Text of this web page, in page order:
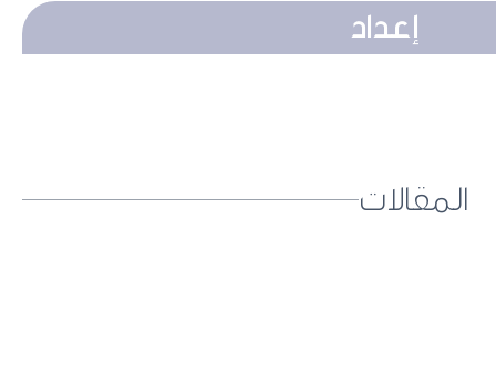
إعداد
المقالات